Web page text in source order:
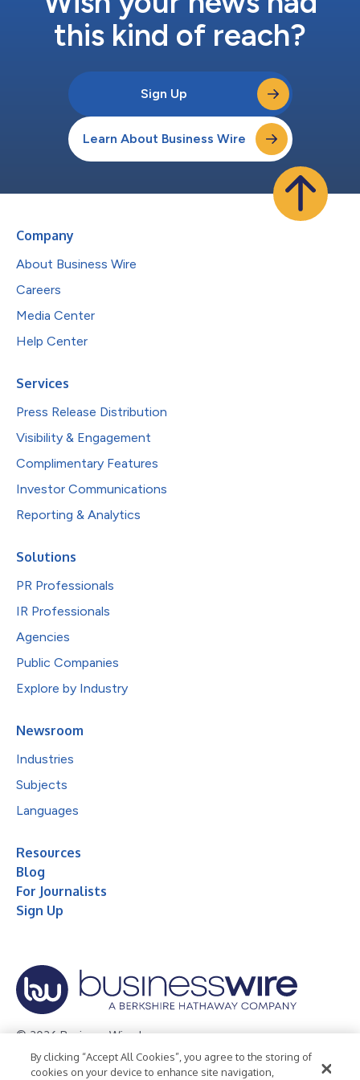
this kind of reach?
Sign Up
Learn About Business Wire
Company
About Business Wire
Careers
Media Center
Help Center
Services
Press Release Distribution
Visibility & Engagement
Complimentary Features
Investor Communications
Reporting & Analytics
Solutions
PR Professionals
IR Professionals
Agencies
Public Companies
Explore by Industry
Newsroom
Industries
Subjects
Languages
Resources
Blog
For Journalists
Sign Up
© 2026 Business Wire, Inc.
Privacy Policy Cookie Policy Accessibility Statement
By clicking “Accept All Cookies”, you agree to the storing of
cookies on your device to enhance site navigation,